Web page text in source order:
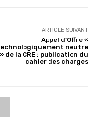
ARTICLE SUIVANT
Appel d’Offre «
neutre
» de la CRE : publication du
cahier des charges